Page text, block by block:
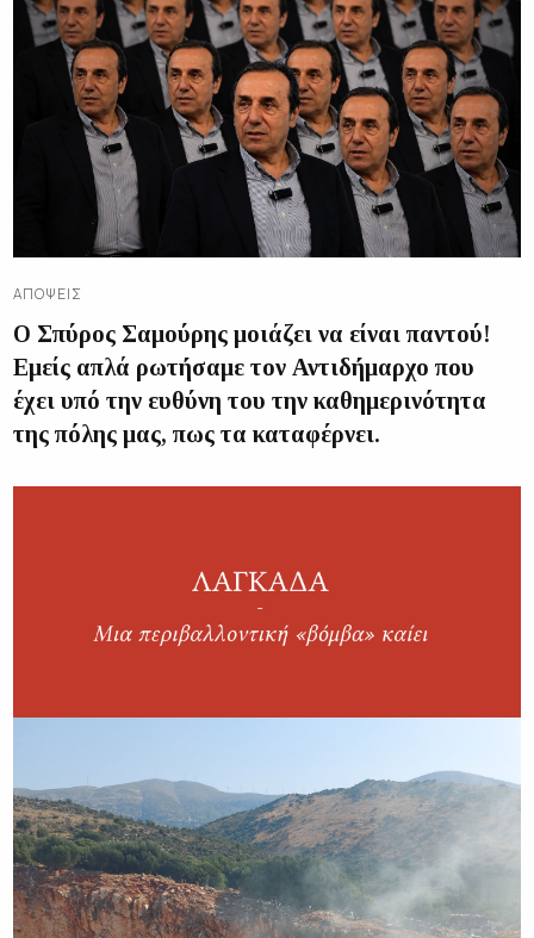
ΑΠΌΨΕΙΣ
Ο Σπύρος Σαμούρης μοιάζει να είναι παντού!
Εμείς απλά ρωτήσαμε τον Αντιδήμαρχο που
έχει υπό την ευθύνη του την καθημερινότητα
της πόλης μας, πως τα καταφέρνει.